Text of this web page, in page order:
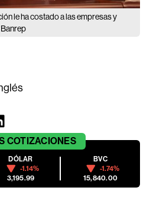
le ha costado a las empresas y
Banrep
COTIZACIONES
DÓLAR
-1.14%
3,195.99
BVC
-1.74%
15,840.00